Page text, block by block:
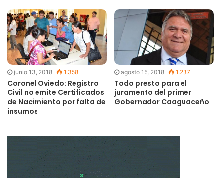
junio 13, 2018 1.358
Coronel Oviedo: Registro
Civil no emite Certificados
de Nacimiento por falta de
insumos
agosto 15, 2018 1.237
Todo presto para el
juramento del primer
Gobernador Caaguaceño